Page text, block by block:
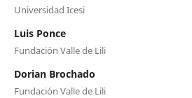
Universidad Icesi
Luis Ponce
Fundación Valle de Lili
Dorian Brochado
Fundación Valle de Lili